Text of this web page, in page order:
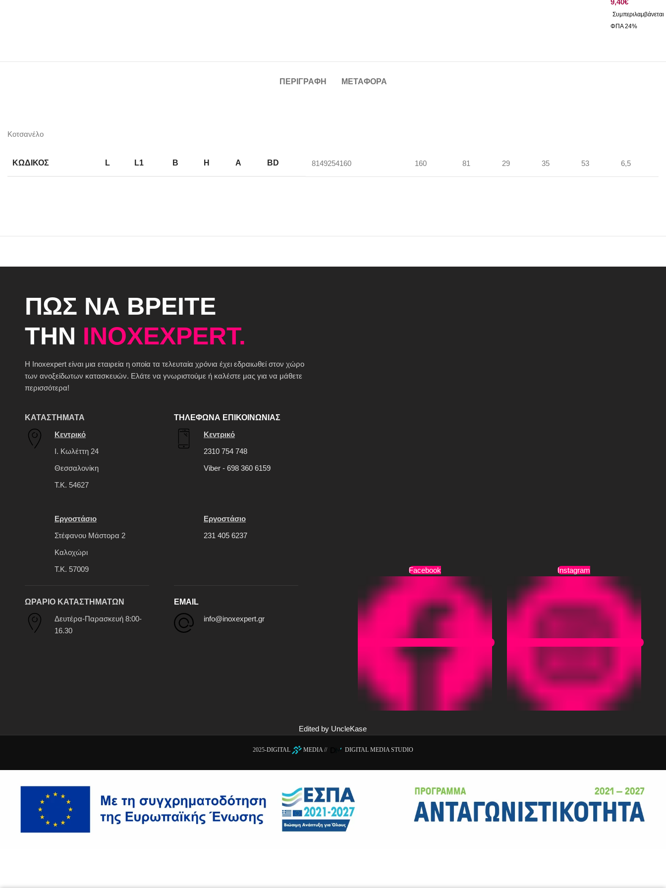
€
ΠΕΡΙΓΡΑΦΉ ΜΕΤΑΦΟΡΆ
Κοτσανέλο
ΚΩΔΙΚΟΣ L L1 B H A BD 8149254160 160 81 29 35 53 6,5
ΠΩΣ ΝΑ ΒΡΕΙΤΕ
ΤΗΝ INOXEXPERT.
H Inoxexpert είναι μια εταιρεία η οποία τα τελευταία χρόνια έχει εδραιωθεί στον χώρο
των ανοξείδωτων κατασκευών. Ελάτε να γνωριστούμε ή καλέστε μας για να μάθετε
περισσότερα!
ΚΑΤΑΣΤΗΜΑΤΑ
Κεντρικό
Ι. Κωλέττη 24
Θεσσαλονίκη
Τ.Κ. 54627
Εργοστάσιο
Στέφανου Μάστορα 2
Καλοχώρι
Τ.Κ. 57009
ΩΡΑΡΙΟ ΚΑΤΑΣΤΗΜΑΤΩΝ
Δευτέρα-Παρασκευή 8:00-
16.30
ΤΗΛΕΦΩΝΑ ΕΠΙΚΟΙΝΩΝΙΑΣ
Κεντρικό
2310 754 748
Viber - 698 360 6159
Εργοστάσιο
231 405 6237
EMAIL
info@inoxexpert.gr
Facebook Instagram
Edited by UncleKase
2025-DIGITAL MEDIA // DIGITAL MEDIA STUDIO